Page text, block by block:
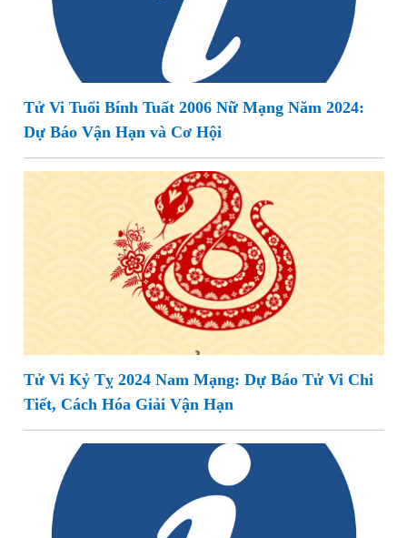
Tử Vi Tuổi Bính Tuất 2006 Nữ Mạng Năm 2024:
Dự Báo Vận Hạn và Cơ Hội
Tử Vi Kỷ Tỵ 2024 Nam Mạng: Dự Báo Tử Vi Chi
Tiết, Cách Hóa Giải Vận Hạn